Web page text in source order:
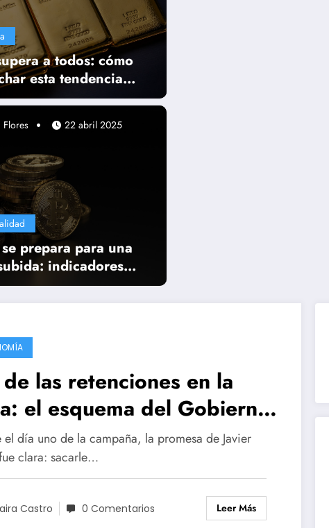
a todos: cómo
esta tendencia
prepara para una
indicadores
a una tendencia
22 abril 2025
las retenciones en la
el esquema del Gobierno
darle aire al campo y su
de lleno en el tablero
el día uno de la campaña, la promesa de Javier
clara: sacarle…
Castro 0 Comentarios Leer Más